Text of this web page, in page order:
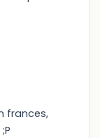
frances,